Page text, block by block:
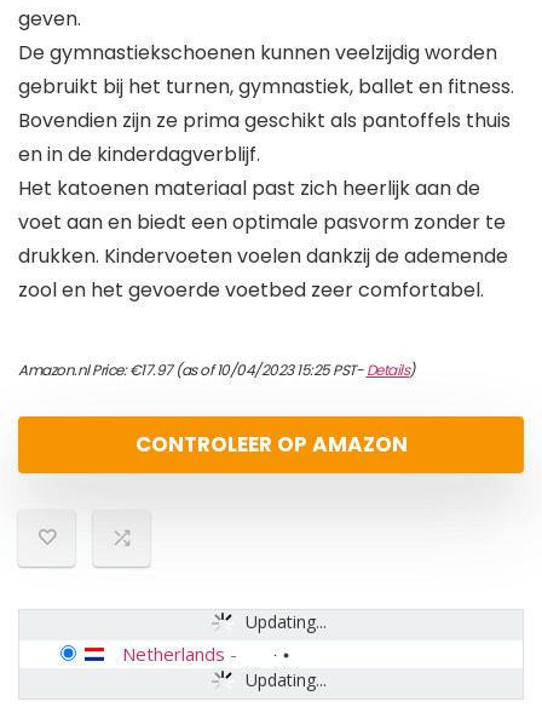
geven.
De gymnastiekschoenen kunnen veelzijdig worden
gebruikt bij het turnen, gymnastiek, ballet en fitness.
Bovendien zijn ze prima geschikt als pantoffels thuis
en in de kinderdagverblijf.
Het katoenen materiaal past zich heerlijk aan de
voet aan en biedt een optimale pasvorm zonder te
drukken. Kindervoeten voelen dankzij de ademende
zool en het gevoerde voetbed zeer comfortabel.
Amazon.nl Price:€17.97(as of 10/04/2023 15:25 PST-Details)
CONTROLEER OP AMAZON
Updating...
Updating...
Netherlands -